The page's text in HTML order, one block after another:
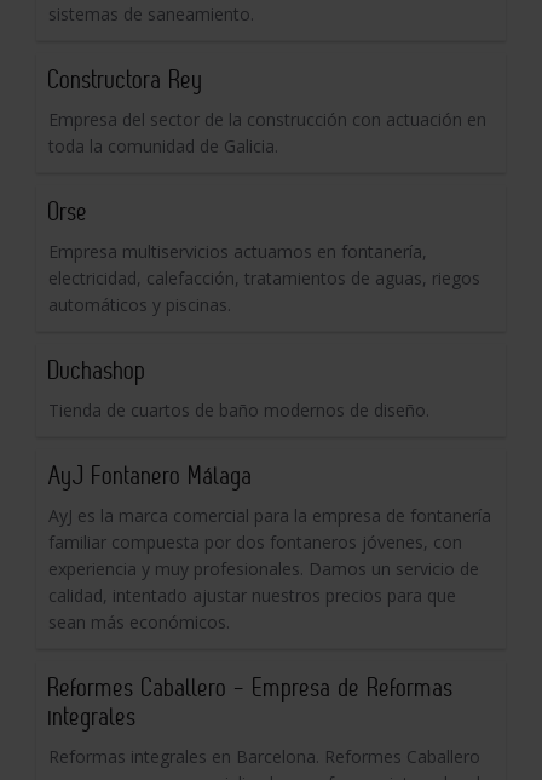
sistemas de saneamiento.
Constructora Rey
Empresa del sector de la construcción con actuación en
toda la comunidad de Galicia.
Orse
Empresa multiservicios actuamos en fontanería,
electricidad, calefacción, tratamientos de aguas, riegos
automáticos y piscinas.
Duchashop
Tienda de cuartos de baño modernos de diseño.
AyJ Fontanero Málaga
AyJ es la marca comercial para la empresa de fontanería
familiar compuesta por dos fontaneros jóvenes, con
experiencia y muy profesionales. Damos un servicio de
calidad, intentado ajustar nuestros precios para que
sean más económicos.
Reformes Caballero - Empresa de Reformas
integrales
Reformas integrales en Barcelona. Reformes Caballero